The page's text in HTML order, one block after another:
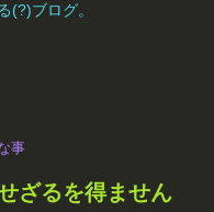
(?)ブログ。
事
ざるを得ません